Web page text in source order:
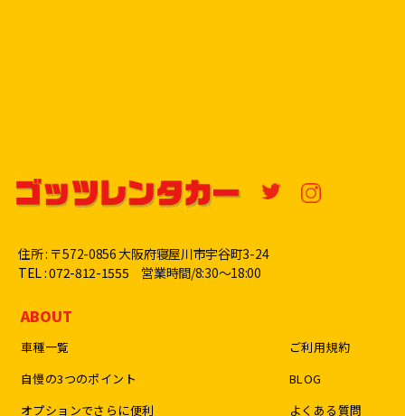
住所 : 〒572-0856 大阪府寝屋川市宇谷町3-24
TEL : 072-812-1555 営業時間/8:30〜18:00
ABOUT
車種一覧
ご利用規約
自慢の3つのポイント
BLOG
オプションでさらに便利
よくある質問